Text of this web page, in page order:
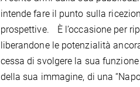
intende fare il punto sulla
prospettive. È l’occasione per
liberandone le potenzialità
cessa di svolgere la sua
della sua immagine, di una